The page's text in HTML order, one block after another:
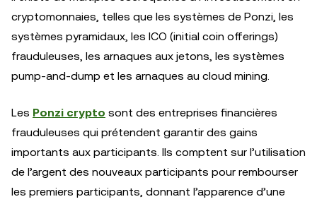
cryptomonnaies, telles que les systèmes de Ponzi, les
systèmes pyramidaux, les ICO (initial coin offerings)
frauduleuses, les arnaques aux jetons, les systèmes
pump-and-dump et les arnaques au cloud mining.
Les Ponzi crypto sont des entreprises financières
frauduleuses qui prétendent garantir des gains
importants aux participants. Ils comptent sur l’utilisation
de l’argent des nouveaux participants pour rembourser
les premiers participants, donnant l’apparence d’une